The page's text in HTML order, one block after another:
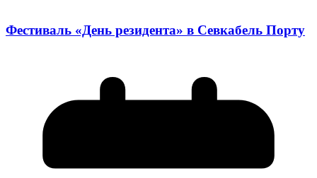
Фестиваль «День резидента» в Севкабель Порту